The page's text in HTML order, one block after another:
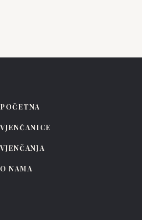
POČETNA
VJENČANICE
VJENČANJA
O NAMA